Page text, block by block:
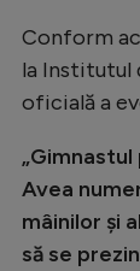
Conform
la Institutul
oficială a
Avea
mâinilor și
să se